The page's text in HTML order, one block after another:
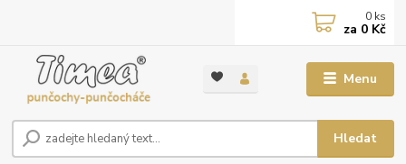
Menu
Hledat
0 ks
za 0 Kč